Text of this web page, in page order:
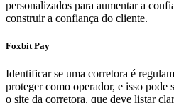
personalizados para aumentar a
construir a confiança do cliente.
Foxbit Pay
Identificar se uma corretora é
proteger como operador, e isso
o site da corretora, que deve listar